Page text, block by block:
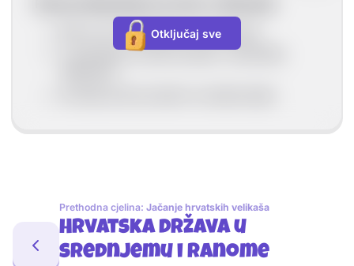
bile su od višekatnice od kamena
u prizemlju su bile konobe i obrtničke
Otključaj sve
Prethodna cjelina: Jačanje hrvatskih velikaša
Hrvatska država u
srednjemu i ranome